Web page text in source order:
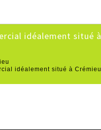
idéalement situé à Crémieu